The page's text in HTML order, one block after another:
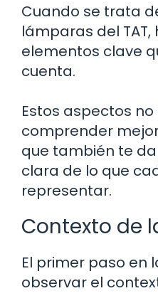
Cuando se trata
lámparas del TAT,
elementos clave
cuenta.
Estos aspectos
comprender
que también te
clara de lo que
representar.
Contexto de
El primer paso en
observar el